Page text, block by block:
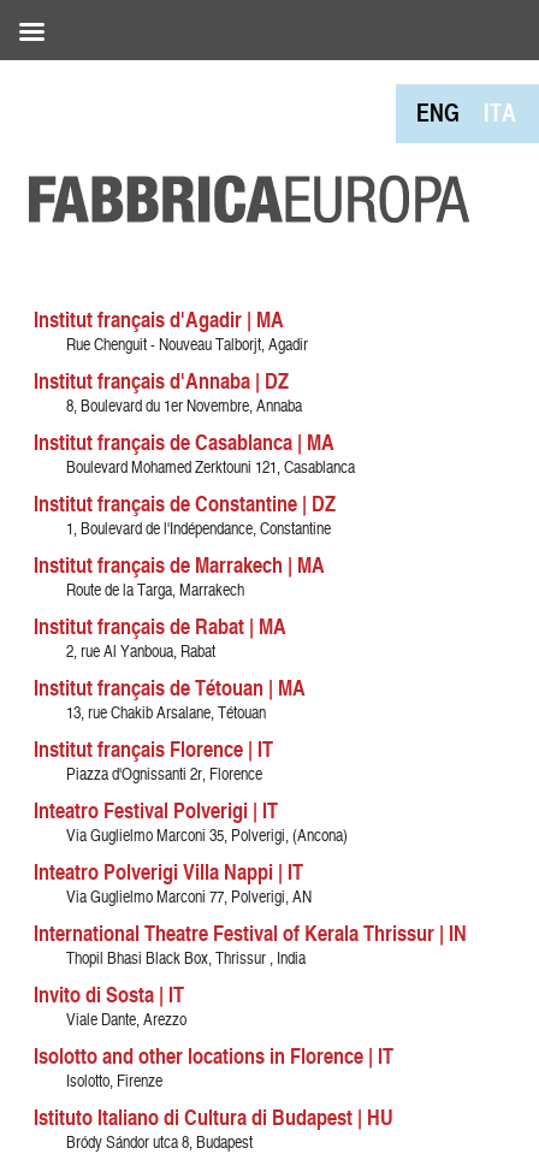
ENG ITA
Institut français d'Agadir | MA
Rue Chenguit - Nouveau Talborjt, Agadir
Institut français d'Annaba | DZ
8, Boulevard du 1er Novembre, Annaba
Institut français de Casablanca | MA
Boulevard Mohamed Zerktouni 121, Casablanca
Institut français de Constantine | DZ
1, Boulevard de l'Indépendance, Constantine
Institut français de Marrakech | MA
Route de la Targa, Marrakech
Institut français de Rabat | MA
2, rue Al Yanboua, Rabat
Institut français de Tétouan | MA
13, rue Chakib Arsalane, Tétouan
Institut français Florence | IT
Piazza d'Ognissanti 2r, Florence
Inteatro Festival Polverigi | IT
Via Guglielmo Marconi 35, Polverigi, (Ancona)
Inteatro Polverigi Villa Nappi | IT
Via Guglielmo Marconi 77, Polverigi, AN
International Theatre Festival of Kerala Thrissur | IN
Thopil Bhasi Black Box, Thrissur , India
Invito di Sosta | IT
Viale Dante, Arezzo
Isolotto and other locations in Florence | IT
Isolotto, Firenze
Istituto Italiano di Cultura di Budapest | HU
Bródy Sándor utca 8, Budapest